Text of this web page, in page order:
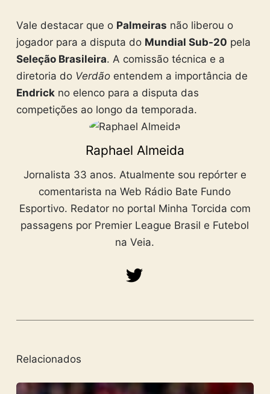
Vale destacar que o Palmeiras não liberou o
jogador para a disputa do Mundial Sub-20 pela
Seleção Brasileira. A comissão técnica e a
diretoria do Verdãoentendem a importância de
Endrickno elenco para a disputa das
competições ao longo da temporada.
Raphael Almeida
Jornalista 33 anos. Atualmente sou repórter e
comentarista na Web Rádio Bate Fundo
Esportivo. Redator no portal Minha Torcida com
passagens por Premier League Brasil e Futebol
na Veia.
Relacionados